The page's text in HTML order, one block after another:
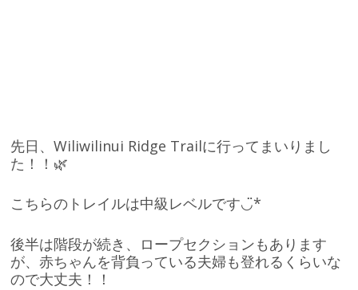
先日、Wiliwilinui Ridge Trailに行ってまいりまし
た！！🌿
こちらのトレイルは中級レベルです◡̈*
後半は階段が続き、ロープセクションもあります
が、赤ちゃんを背負っている夫婦も登れるくらいな
ので大丈夫！！